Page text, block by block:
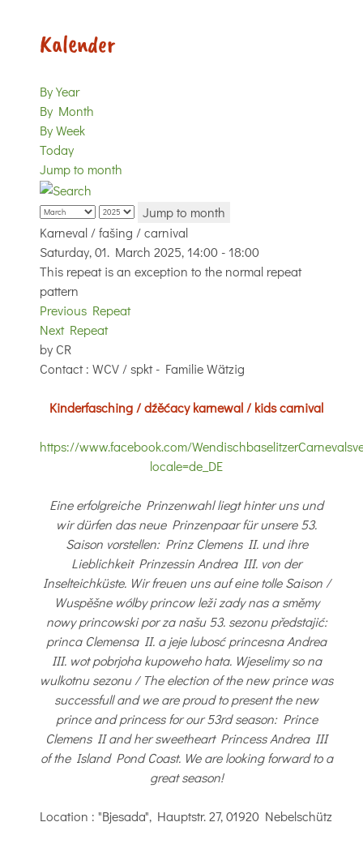
Kalender
By Year
By Month
By Week
Today
Jump to month
Jump to month
Karneval / fašing / carnival
Saturday, 01. March 2025, 14:00 - 18:00
This repeat is an exception to the normal repeat
pattern
Previous Repeat
Next Repeat
by CR
Contact: WCV / spkt - Familie Wätzig
Kinderfasching / dźěćacy karnewal / kids carnival
https://www.facebook.com/
locale=de_DE
Eine erfolgreiche Prinzenwahl liegt hinter uns und
wir dürfen das neue Prinzenpaar für unsere 53.
Saison vorstellen: Prinz Clemens II. und ihre
Lieblichkeit Prinzessin Andrea III. von der
Inselteichküste. Wir freuen uns auf eine tolle Saison /
Wuspěšne wólby princow leži zady nas a směmy
nowy princowski por za našu 53. sezonu předstajić:
princa Clemensa II. a jeje lubosć princesna Andrea
III. wot pobrjoha kupoweho hata. Wjeselimy so na
wulkotnu sezonu / The election of the new prince was
successfull and we are proud to present the new
prince and princess for our 53rd season: Prince
Clemens II and her sweetheart Princess Andrea III
of the Island Pond Coast. We are looking forward to a
great season!
Location : "Bjesada", Hauptstr. 27, 01920 Nebelschütz